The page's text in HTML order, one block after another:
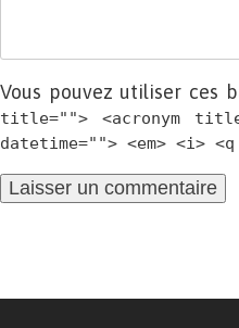
Vous pouvez utiliser ces
title=""> <acronym
datetime=""> <em> <i>